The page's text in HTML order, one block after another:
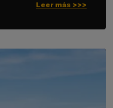
Leer más >>>